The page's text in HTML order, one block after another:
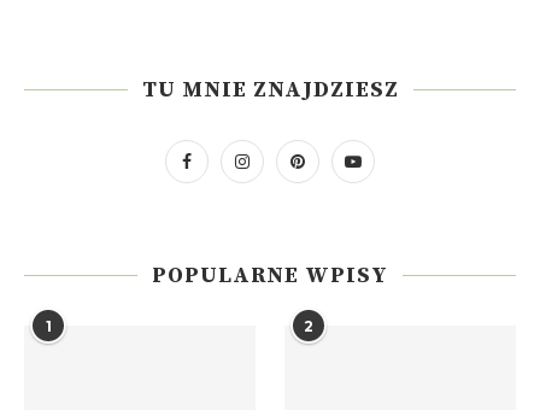
TU MNIE ZNAJDZIESZ
POPULARNE WPISY
1 2